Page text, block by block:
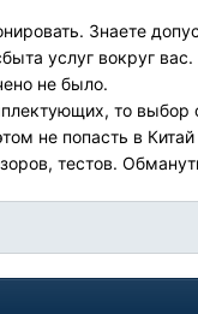
Знаете
услуг вокруг
не было.
то
не попасть в
тестов.